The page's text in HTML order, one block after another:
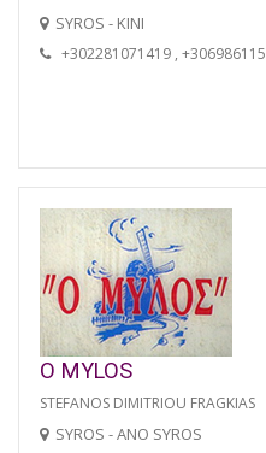
SYROS - KINI
+302281071419 ,
O MYLOS
STEFANOS DIMITRIOU FRAGKIAS
SYROS - ANO SYROS